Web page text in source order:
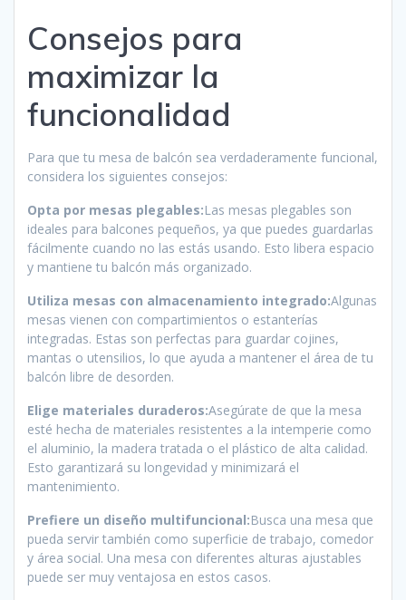
Consejos para
maximizar la
funcionalidad
Para que tu mesa de balcón sea verdaderamente funcional,
considera los siguientes consejos:
Opta por mesas plegables:Las mesas plegables son
ideales para balcones pequeños, ya que puedes guardarlas
fácilmente cuando no las estás usando. Esto libera espacio
y mantiene tu balcón más organizado.
Utiliza mesas con almacenamiento integrado:Algunas
mesas vienen con compartimientos o estanterías
integradas. Estas son perfectas para guardar cojines,
mantas o utensilios, lo que ayuda a mantener el área de tu
balcón libre de desorden.
Elige materiales duraderos:Asegúrate de que la mesa
esté hecha de materiales resistentes a la intemperie como
el aluminio, la madera tratada o el plástico de alta calidad.
Esto garantizará su longevidad y minimizará el
mantenimiento.
Prefiere un diseño multifuncional:Busca una mesa que
pueda servir también como superficie de trabajo, comedor
y área social. Una mesa con diferentes alturas ajustables
puede ser muy ventajosa en estos casos.